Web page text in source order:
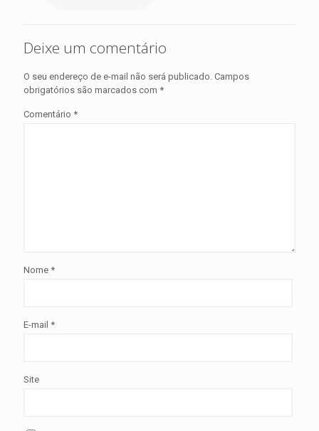
Deixe um comentário
O seu endereço de e-mail não será publicado. Campos
obrigatórios são marcados com *
Comentário *
Nome *
E-mail *
Site